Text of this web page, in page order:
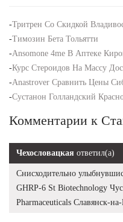
-Тритрен Со Скидкой
-Tимозин Бета Тольятти
-Ansomone 4me В Аптеке
-Курс Стероидов На Массу
-Anastrover Сравнить Цены
-Сустанон Голландский
Комментарии к
Чехословацкая ответил(а)
Снисходительно
GHRP-6 St Biotechnology
Pharmaceuticals Славянск-